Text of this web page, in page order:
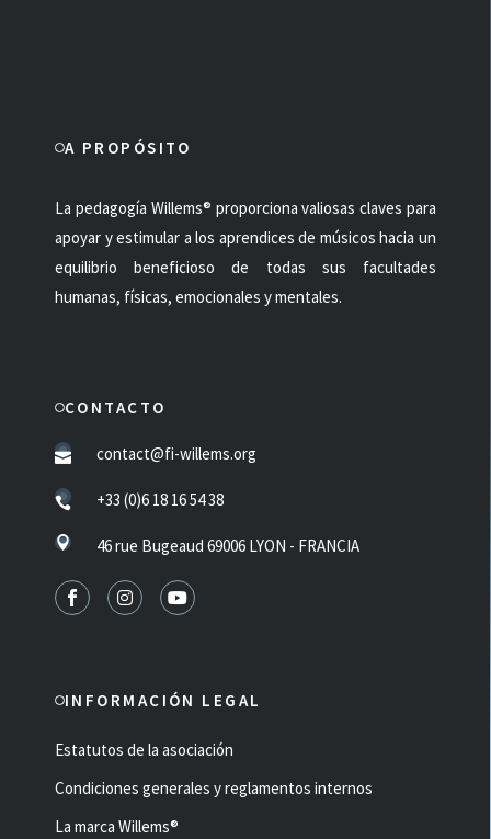
A PROPÓSITO
La pedagogía Willems® proporciona valiosas claves para
apoyar y estimular a los aprendices de músicos hacia un
equilibrio beneficioso de todas sus facultades
humanas, físicas, emocionales y mentales.
CONTACTO
contact@fi-willems.org
+33 (0)6 18 16 54 38
46 rue Bugeaud 69006 LYON - FRANCIA
INFORMACIÓN LEGAL
Estatutos de la asociación
Condiciones generales y reglamentos internos
La marca Willems®